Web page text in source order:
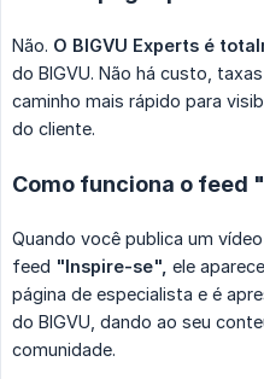
Não. O BIGVU Experts é
do BIGVU. Não há custo,
caminho mais rápido para
do cliente.
Como funciona o feed
Quando você publica um
feed "Inspire-se", ele
página de especialista e é
do BIGVU, dando ao seu
comunidade.